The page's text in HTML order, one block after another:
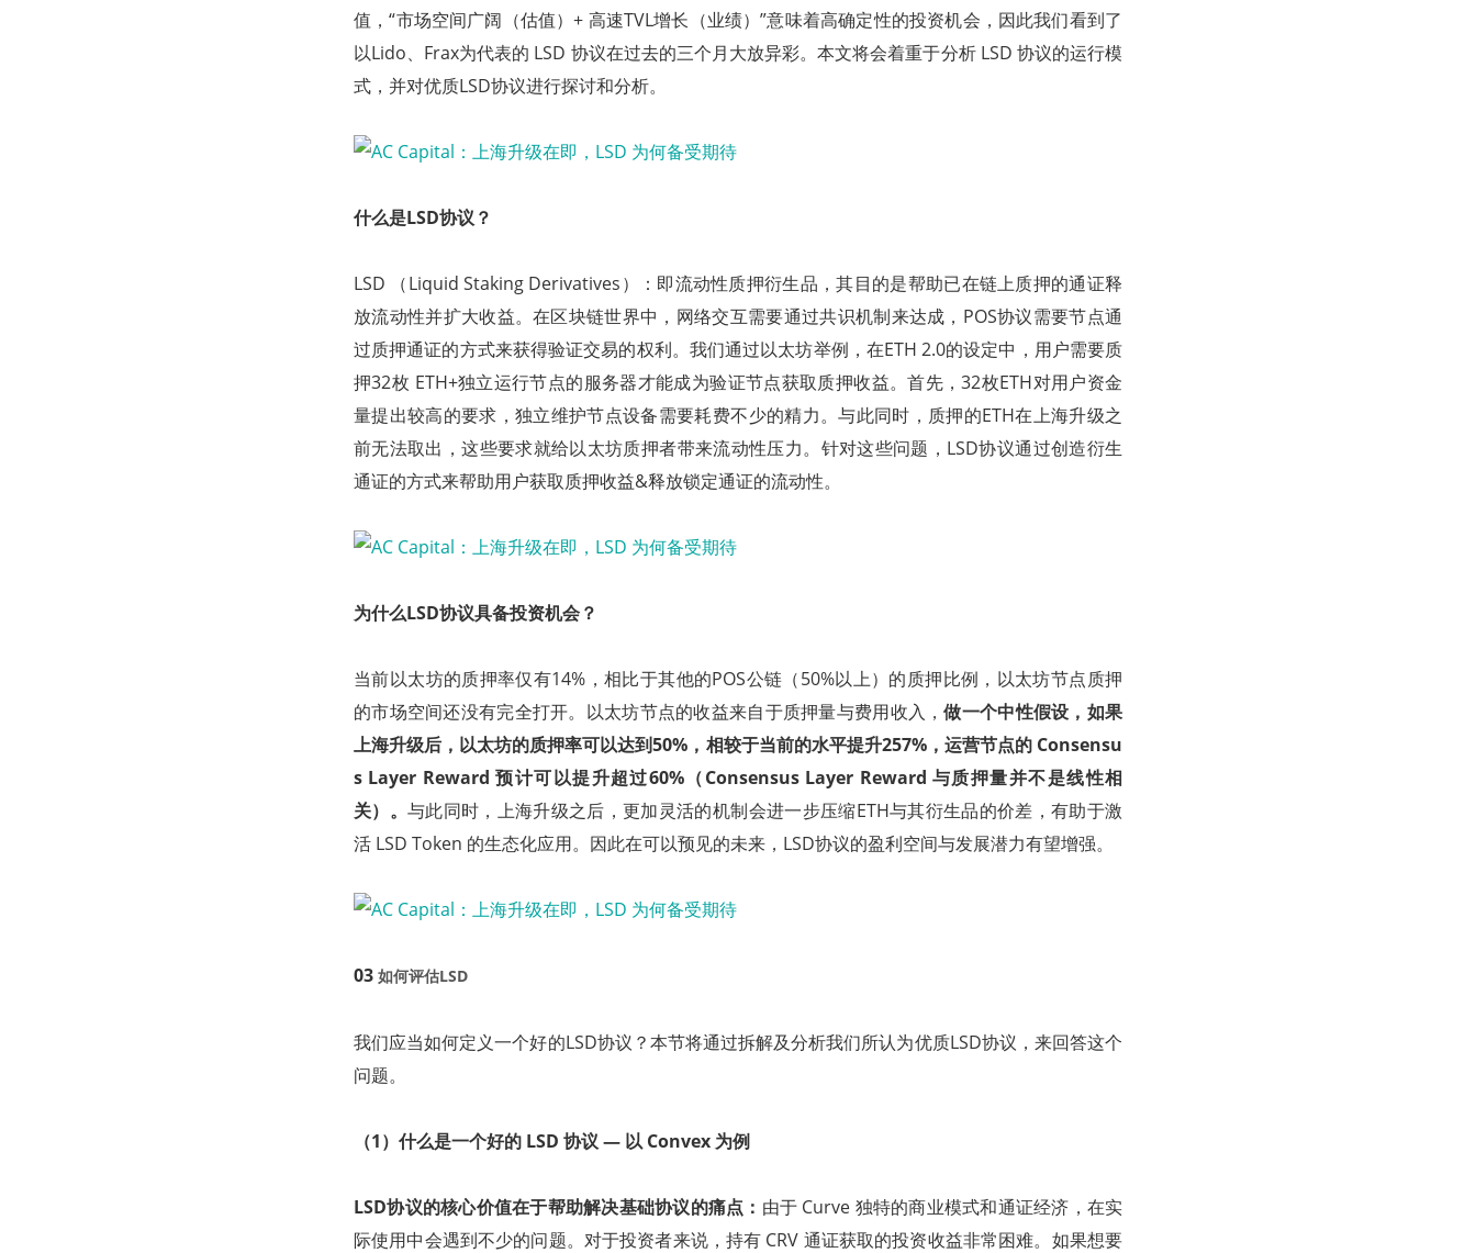
值，“市场空间广阔（估值）+ 高速TVL增长（业绩）”意味着高确定性的投资机会，因此我们看到了
以Lido、Frax为代表的 LSD 协议在过去的三个月大放异彩。本文将会着重于分析 LSD 协议的运行模
式，并对优质LSD协议进行探讨和分析。
什么是LSD协议？
LSD （Liquid Staking Derivatives）：即流动性质押衍生品，其目的是帮助已在链上质押的通证释
放流动性并扩大收益。在区块链世界中，网络交互需要通过共识机制来达成，POS协议需要节点通
过质押通证的方式来获得验证交易的权利。我们通过以太坊举例，在ETH 2.0的设定中，用户需要质
押32枚 ETH+独立运行节点的服务器才能成为验证节点获取质押收益。首先，32枚ETH对用户资金
量提出较高的要求，独立维护节点设备需要耗费不少的精力。与此同时，质押的ETH在上海升级之
前无法取出，这些要求就给以太坊质押者带来流动性压力。针对这些问题，LSD协议通过创造衍生
通证的方式来帮助用户获取质押收益&释放锁定通证的流动性。
为什么LSD协议具备投资机会？
当前以太坊的质押率仅有14%，相比于其他的POS公链（50%以上）的质押比例，以太坊节点质押
的市场空间还没有完全打开。以太坊节点的收益来自于质押量与费用收入，做一个中性假设，如果
上海升级后，以太坊的质押率可以达到50%，相较于当前的水平提升257%，运营节点的 Consensu
s Layer Reward 预计可以提升超过60%（Consensus Layer Reward 与质押量并不是线性相
关）。与此同时，上海升级之后，更加灵活的机制会进一步压缩ETH与其衍生品的价差，有助于激
活 LSD Token 的生态化应用。因此在可以预见的未来，LSD协议的盈利空间与发展潜力有望增强。
03 如何评估LSD
我们应当如何定义一个好的LSD协议？本节将通过拆解及分析我们所认为优质LSD协议，来回答这个
问题。
（1）什么是一个好的 LSD 协议 — 以 Convex 为例
LSD协议的核心价值在于帮助解决基础协议的痛点： 由于 Curve 独特的商业模式和通证经济，在实
际使用中会遇到不少的问题。对于投资者来说，持有 CRV 通证获取的投资收益非常困难。如果想要